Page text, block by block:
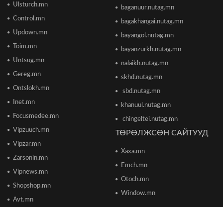
ТЦА: Согтуугаар автомашин жолоодож долоон
тээврийн хэрэгсэл мөргөсөн этгээдийг
2026/06/16 12:47
өсөлтийн төсөөллөө бууруулжээ
бодлогын хүүгээ өсгөжээ
2026/06/12 15:05
цацаж байгаа тул 10-14 хоног ойд чөлөөт
Улаанбаатар хотын инженер хангамжийн
Ulsturch.mn
Control.mn
Updown.mn
Toim.mn
Untsug.mn
Gereg.mn
Ontslokh.mn
Inet.mn
Focusmedee.mn
Vipzuuch.mn
Vipzar.mn
Zarsonin.mn
Vipnews.mn
Shopshop.mn
Avt.mn
baganuur.nutag.mn
bagakhangai.nutag.mn
bayangol.nutag.mn
bayanzurkh.nutag.mn
nalaikh.nutag.mn
skhd.nutag.mn
sbd.nutag.mn
khanuul.nutag.mn
chingeltei.nutag.mn
ТӨРӨЛЖСӨН САЙТУУД
Xaxa.mn
Emch.mn
Otoch.mn
Window.mn